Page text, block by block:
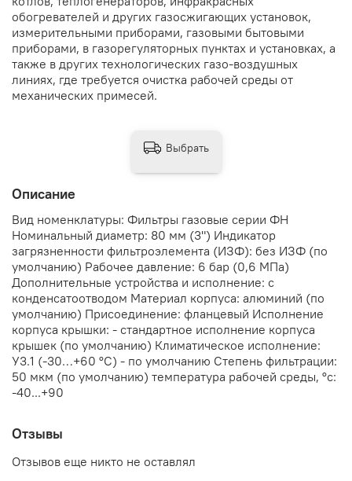
обогревателей и других газосжигающих установок,
измерительными приборами, газовыми бытовыми
приборами, в газорегуляторных пунктах и установках, а
также в других технологических газо-воздушных
линиях, где требуется очистка рабочей среды от
механических примесей.
Описание
Вид номенклатуры: Фильтры газовые серии ФН
Номинальный диаметр: 80 мм (3") Индикатор
загрязненности фильтроэлемента (ИЗФ): без ИЗФ (по
умолчанию) Рабочее давление: 6 бар (0,6 МПа)
Дополнительные устройства и исполнение: с
конденсатоотводом Материал корпуса: алюминий (по
умолчанию) Присоединение: фланцевый Исполнение
корпуса крышки: - стандартное исполнение корпуса
крышек (по умолчанию) Климатическое исполнение:
У3.1 (-30…+60 °С) - по умолчанию Степень фильтрации:
50 мкм (по умолчанию) температура рабочей среды, °с:
-40...+90
Отзывы
Отзывов еще никто не оставлял
Выбрать